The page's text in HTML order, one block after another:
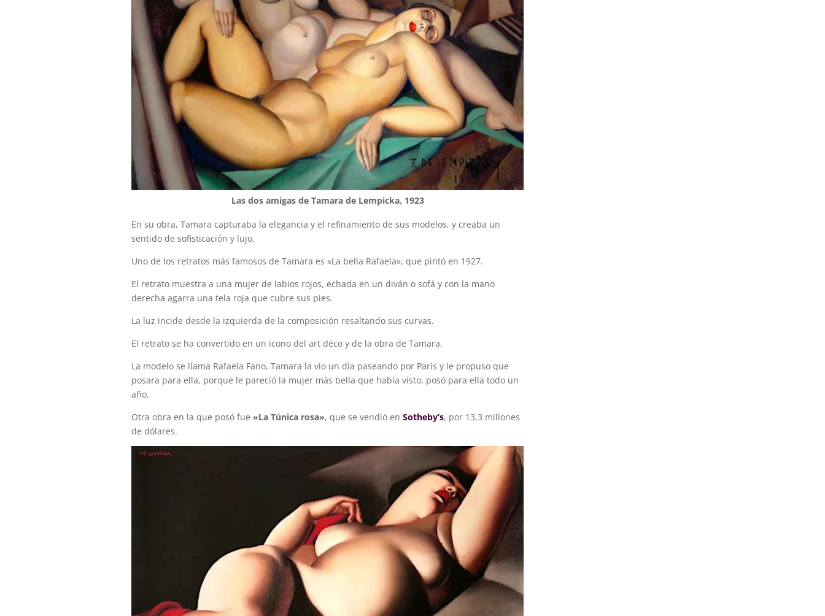
Las dos amigas de Tamara de Lempicka, 1923
En su obra, Tamara capturaba la elegancia y el refinamiento de sus modelos, y creaba un
sentido de sofisticación y lujo.
Uno de los retratos más famosos de Tamara es «La bella Rafaela», que pintó en 1927.
El retrato muestra a una mujer de labios rojos, echada en un diván o sofá y con la mano
derecha agarra una tela roja que cubre sus pies.
La luz incide desde la izquierda de la composición resaltando sus curvas.
El retrato se ha convertido en un icono del art déco y de la obra de Tamara.
La modelo se llama Rafaela Fano, Tamara la vio un día paseando por París y le propuso que
posara para ella, porque le pareció la mujer más bella que había visto, posó para ella todo un
año.
Otra obra en la que posó fue «La Túnica rosa», que se vendió enSotheby’s, por 13,3 millones
de dólares.